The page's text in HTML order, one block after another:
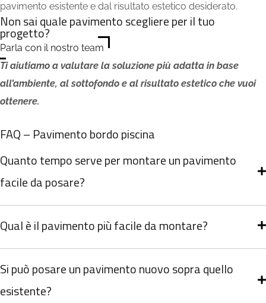
pavimento esistente e dal risultato estetico desiderato.
Non sai quale pavimento scegliere per il tuo
progetto?
Parla con il nostro team
Ti aiutiamo a valutare la soluzione più adatta in base
all’ambiente, al sottofondo e al risultato estetico che vuoi
ottenere.
FAQ – Pavimento bordo piscina
Quanto tempo serve per montare un pavimento
facile da posare?
Qual è il pavimento più facile da montare?
Si può posare un pavimento nuovo sopra quello
esistente?